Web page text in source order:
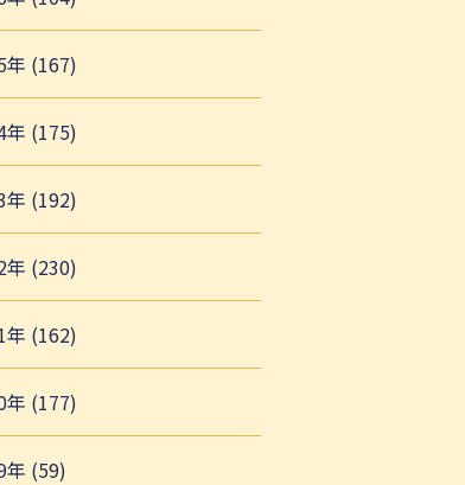
年 (167)
年 (175)
年 (192)
年 (230)
年 (162)
年 (177)
年 (59)